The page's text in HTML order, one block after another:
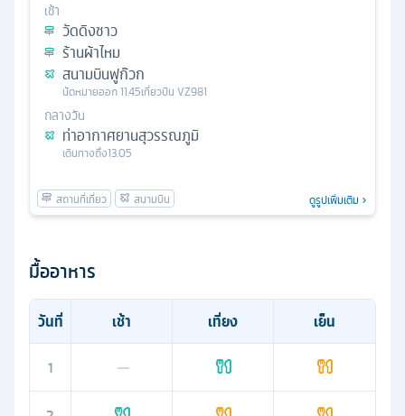
เช้า
วัดดิงชาว
ร้านผ้าไหม
สนามบินฟูก๊วก
นัดหมายออก11.45เที่ยวบิน VZ981
กลางวัน
ท่าอากาศยานสุวรรณภูมิ
เดินทางถึง13.05
ดูรูปเพิ่มเติม
มื้ออาหาร
วันที่ เช้า เที่ยง
เย็น
1
—